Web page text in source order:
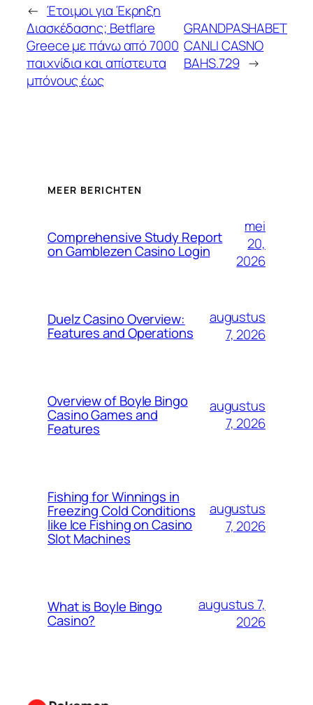
← Έτοιμοι για Έκρηξη
Διασκέδασης; Betflare
Greece με πάνω από 7000
παιχνίδια και απίστευτα
μπόνους έως
GRANDPASHABET
CANLI CASNO
BAHS.729 →
MEER BERICHTEN
Comprehensive Study Report
on Gamblezen Casino Login
mei
20,
2026
Duelz Casino Overview:
Features and Operations
augustus
7, 2026
Overview of Boyle Bingo
Casino Games and
Features
augustus
7, 2026
Fishing for Winnings in
Freezing Cold Conditions
like Ice Fishing on Casino
Slot Machines
augustus
7, 2026
What is Boyle Bingo
Casino?
augustus 7,
2026